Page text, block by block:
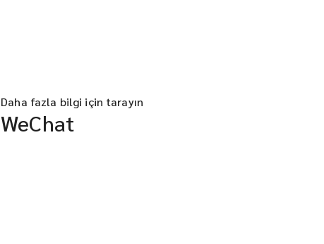
Daha fazla bilgi için tarayın
WeChat